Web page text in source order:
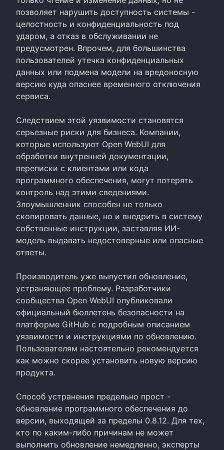
позволяет нарушить доступность системы -
целостность и конфиденциальность под
ударом, а отказ в обслуживании не
предусмотрен. Впрочем, для большинства
пользователей утечка конфиденциальных
данных или подмена модели на вредоносную
версию куда опаснее временного отключения
сервиса.
Следствием этой уязвимости становятся
серьезные риски для бизнеса. Компании,
которые используют Open WebUI для
обработки внутренней документации,
переписки с клиентами или кода
программного обеспечения, могут потерять
контроль над этими сведениями.
Злоумышленник способен не только
скопировать данные, но и внедрить в систему
собственные инструкции, заставляя ИИ-
модель выдавать недостоверные или опасные
ответы.
Производитель уже выпустил обновление,
устраняющее проблему. Разработчики
сообщества Open WebUI опубликовали
официальный бюллетень безопасности на
платформе GitHub с подробным описанием
уязвимости и инструкциями по обновлению.
Пользователям настоятельно рекомендуется
как можно скорее установить новую версию
продукта.
Способ устранения предельно прост -
обновление программного обеспечения до
версии, выходящей за пределы 0.8.12. Для тех,
кто по каким-либо причинам не может
выполнить обновление немедленно, эксперты